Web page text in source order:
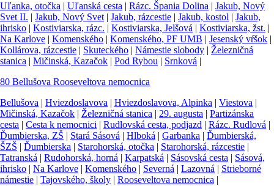
Uľanka, otočka | Uľanská cesta | Rázc. Špania Dolina | Jakub, Nový
Svet II. | Jakub, Nový Svet | Jakub, rázcestie | Jakub, kostol | Jakub,
ihrisko | Kostiviarska, rázc. | Kostiviarska, Jelšová | Kostiviarska, žst. |
Na Karlove | Komenského | Komenského, PF UMB | Jesenský vŕšok |
Kollárova, rázcestie | Skuteckého | Námestie slobody | Železničná
stanica | Mičinská, Kazačok | Pod Rybou | Srnková |
80 Bellušova Rooseveltova nemocnica
Bellušova | Hviezdoslavova | Hviezdoslavova, Alpinka | Viestova |
Mičinská, Kazačok | Železničná stanica | 29. augusta | Partizánska
cesta | Cesta k nemocnici | Rudlovská cesta, podjazd | Rázc. Rudlová |
Ďumbierska, ZŠ | Stará Sásová | Hlboká | Garbanka | Ďumbierská,
ŠZŠ | Ďumbierska | Starohorská, otočka | Starohorská, rázcestie |
Tatranská | Rudohorská, horná | Karpatská | Sásovská cesta | Sásová,
ihrisko | Na Karlove | Komenského | Severná | Lazovná | Strieborné
námestie | Tajovského, školy | Rooseveltova nemocnica |